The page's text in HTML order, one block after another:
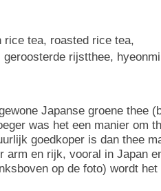
rice tea, roasted rice tea,
geroosterde rijstthee,
Japanse groene thee
was het een manier om
goedkoper is dan thee
arm en rijk, vooral in Japan
op de foto) wordt